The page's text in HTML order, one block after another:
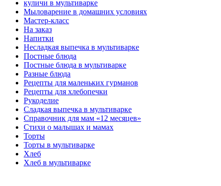
куличи в мультиварке
Мыловарение в домашних условиях
Мастер-класс
На заказ
Напитки
Несладкая выпечка в мультиварке
Постные блюда
Постные блюда в мультиварке
Разные блюда
Рецепты для маленьких гурманов
Рецепты для хлебопечки
Рукоделие
Сладкая выпечка в мультиварке
Справочник для мам «12 месяцев»
Стихи о малышах и мамах
Торты
Торты в мультиварке
Хлеб
Хлеб в мультиварке